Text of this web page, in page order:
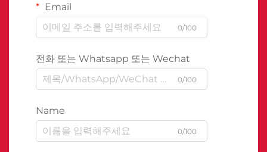
Email
0/100
전화 또는 Whatsapp 또는 Wechat
0/100
Name
0/100